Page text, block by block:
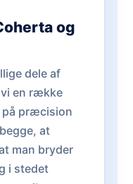
og
dele af
en række
præcision
at
man bryder
i stedet